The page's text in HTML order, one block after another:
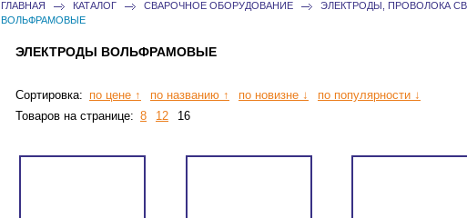
ГЛАВНАЯ КАТАЛОГ СВАРОЧНОЕ ОБОРУДОВАНИЕ ЭЛЕКТРОДЫ, ПРОВОЛОКА
ВОЛЬФРАМОВЫЕ
ЭЛЕКТРОДЫ ВОЛЬФРАМОВЫЕ
Сортировка: по цене ↑ по названию ↑ по новизне ↓
по популярности ↓
Товаров на странице: 8 12 16